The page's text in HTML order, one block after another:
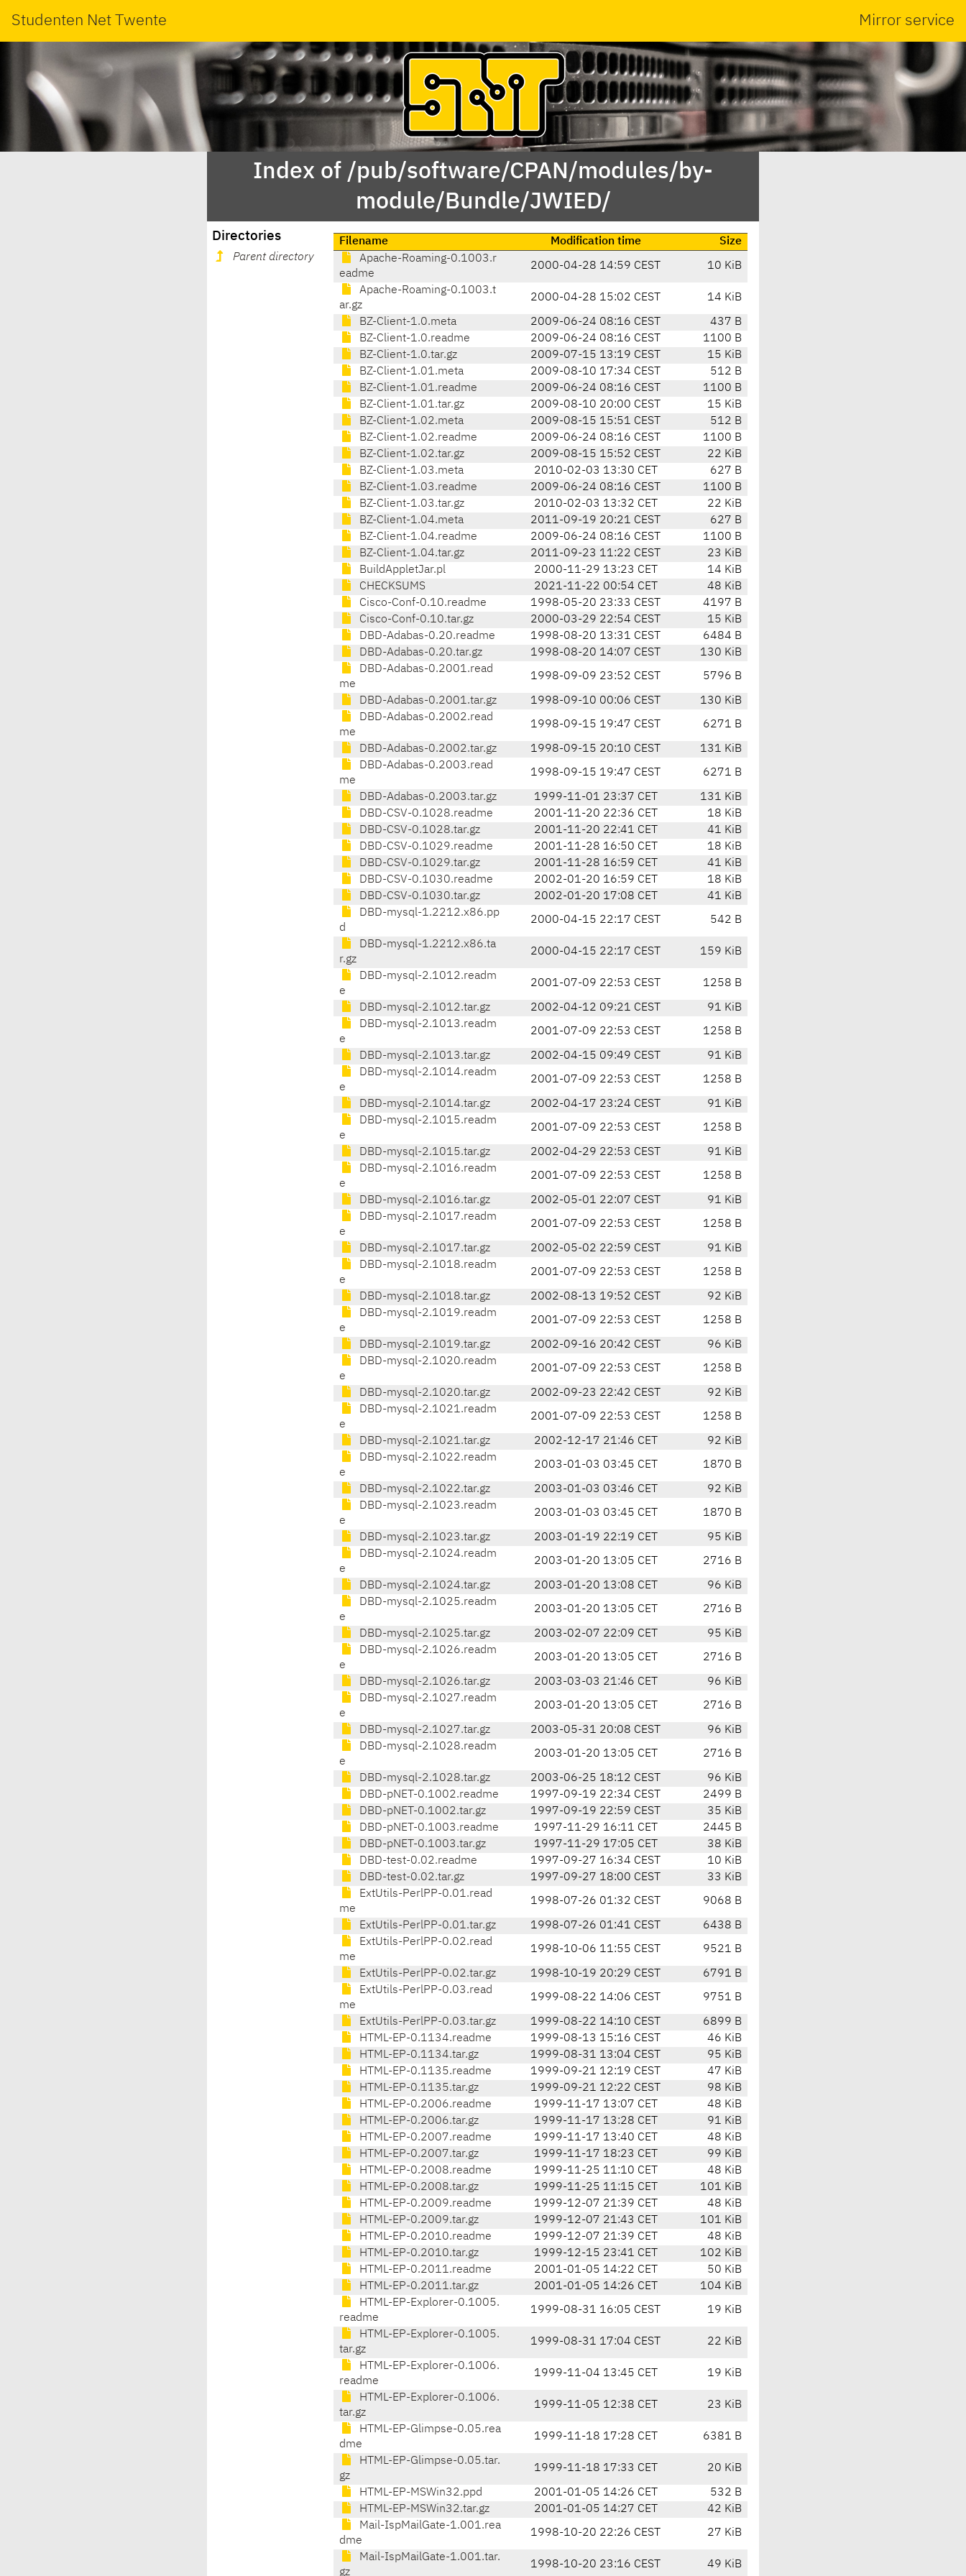
Studenten Net Twente Mirror service
Index of /pub/software/CPAN/modules/by-
module/Bundle/JWIED/
Directories
Parent directory
Filename Modification time
Size
Apache-Roaming-0.1003.r
eadme
2000-04-28 14:59 CEST 10 KiB
Apache-Roaming-0.1003.t
ar.gz
2000-04-28 15:02 CEST 14 KiB
BZ-Client-1.0.meta 2009-06-24 08:16 CEST
437 B
BZ-Client-1.0.readme
2009-06-24 08:16 CEST
1100 B
BZ-Client-1.0.tar.gz
2009-07-15 13:19 CEST
15 KiB
BZ-Client-1.01.meta
2009-08-10 17:34 CEST
512 B
BZ-Client-1.01.readme
2009-06-24 08:16 CEST
1100 B
BZ-Client-1.01.tar.gz
2009-08-10 20:00 CEST
15 KiB
BZ-Client-1.02.meta
2009-08-15 15:51 CEST
512 B
BZ-Client-1.02.readme
2009-06-24 08:16 CEST
1100 B
BZ-Client-1.02.tar.gz
2009-08-15 15:52 CEST
22 KiB
BZ-Client-1.03.meta
2010-02-03 13:30 CET
627 B
BZ-Client-1.03.readme
2009-06-24 08:16 CEST
1100 B
BZ-Client-1.03.tar.gz
2010-02-03 13:32 CET
22 KiB
BZ-Client-1.04.meta
2011-09-19 20:21 CEST
627 B
BZ-Client-1.04.readme
2009-06-24 08:16 CEST
1100 B
BZ-Client-1.04.tar.gz
2011-09-23 11:22 CEST
23 KiB
BuildAppletJar.pl
2000-11-29 13:23 CET
14 KiB
CHECKSUMS
2021-11-22 00:54 CET
48 KiB
Cisco-Conf-0.10.readme
1998-05-20 23:33 CEST
4197 B
Cisco-Conf-0.10.tar.gz
2000-03-29 22:54 CEST
15 KiB
DBD-Adabas-0.20.readme
1998-08-20 13:31 CEST
6484 B
DBD-Adabas-0.20.tar.gz
1998-08-20 14:07 CEST
130 KiB
DBD-Adabas-0.2001.read
me
1998-09-09 23:52 CEST 5796 B
DBD-Adabas-0.2001.tar.gz 1998-09-10 00:06 CEST
130 KiB
DBD-Adabas-0.2002.read
me
1998-09-15 19:47 CEST 6271 B
DBD-Adabas-0.2002.tar.gz 1998-09-15 20:10 CEST
131 KiB
DBD-Adabas-0.2003.read
me
1998-09-15 19:47 CEST 6271 B
DBD-Adabas-0.2003.tar.gz 1999-11-01 23:37 CET
131 KiB
DBD-CSV-0.1028.readme
2001-11-20 22:36 CET
18 KiB
DBD-CSV-0.1028.tar.gz
2001-11-20 22:41 CET
41 KiB
DBD-CSV-0.1029.readme
2001-11-28 16:50 CET
18 KiB
DBD-CSV-0.1029.tar.gz
2001-11-28 16:59 CET
41 KiB
DBD-CSV-0.1030.readme
2002-01-20 16:59 CET
18 KiB
DBD-CSV-0.1030.tar.gz
2002-01-20 17:08 CET
41 KiB
DBD-mysql-1.2212.x86.pp
d
2000-04-15 22:17 CEST 542 B
DBD-mysql-1.2212.x86.ta
r.gz
2000-04-15 22:17 CEST 159 KiB
DBD-mysql-2.1012.readm
e
2001-07-09 22:53 CEST 1258 B
DBD-mysql-2.1012.tar.gz 2002-04-12 09:21 CEST
91 KiB
DBD-mysql-2.1013.readm
e
2001-07-09 22:53 CEST 1258 B
DBD-mysql-2.1013.tar.gz 2002-04-15 09:49 CEST
91 KiB
DBD-mysql-2.1014.readm
e
2001-07-09 22:53 CEST 1258 B
DBD-mysql-2.1014.tar.gz 2002-04-17 23:24 CEST
91 KiB
DBD-mysql-2.1015.readm
e
2001-07-09 22:53 CEST 1258 B
DBD-mysql-2.1015.tar.gz 2002-04-29 22:53 CEST
91 KiB
DBD-mysql-2.1016.readm
e
2001-07-09 22:53 CEST 1258 B
DBD-mysql-2.1016.tar.gz 2002-05-01 22:07 CEST
91 KiB
DBD-mysql-2.1017.readm
e
2001-07-09 22:53 CEST 1258 B
DBD-mysql-2.1017.tar.gz 2002-05-02 22:59 CEST
91 KiB
DBD-mysql-2.1018.readm
e
2001-07-09 22:53 CEST 1258 B
DBD-mysql-2.1018.tar.gz 2002-08-13 19:52 CEST
92 KiB
DBD-mysql-2.1019.readm
e
2001-07-09 22:53 CEST 1258 B
DBD-mysql-2.1019.tar.gz 2002-09-16 20:42 CEST
96 KiB
DBD-mysql-2.1020.readm
e
2001-07-09 22:53 CEST 1258 B
DBD-mysql-2.1020.tar.gz 2002-09-23 22:42 CEST
92 KiB
DBD-mysql-2.1021.readm
e
2001-07-09 22:53 CEST 1258 B
DBD-mysql-2.1021.tar.gz 2002-12-17 21:46 CET
92 KiB
DBD-mysql-2.1022.readm
e
2003-01-03 03:45 CET 1870 B
DBD-mysql-2.1022.tar.gz 2003-01-03 03:46 CET
92 KiB
DBD-mysql-2.1023.readm
e
2003-01-03 03:45 CET 1870 B
DBD-mysql-2.1023.tar.gz 2003-01-19 22:19 CET
95 KiB
DBD-mysql-2.1024.readm
e
2003-01-20 13:05 CET 2716 B
DBD-mysql-2.1024.tar.gz 2003-01-20 13:08 CET
96 KiB
DBD-mysql-2.1025.readm
e
2003-01-20 13:05 CET 2716 B
DBD-mysql-2.1025.tar.gz 2003-02-07 22:09 CET
95 KiB
DBD-mysql-2.1026.readm
e
2003-01-20 13:05 CET 2716 B
DBD-mysql-2.1026.tar.gz 2003-03-03 21:46 CET
96 KiB
DBD-mysql-2.1027.readm
e
2003-01-20 13:05 CET 2716 B
DBD-mysql-2.1027.tar.gz 2003-05-31 20:08 CEST
96 KiB
DBD-mysql-2.1028.readm
e
2003-01-20 13:05 CET 2716 B
DBD-mysql-2.1028.tar.gz 2003-06-25 18:12 CEST
96 KiB
DBD-pNET-0.1002.readme
1997-09-19 22:34 CEST
2499 B
DBD-pNET-0.1002.tar.gz
1997-09-19 22:59 CEST
35 KiB
DBD-pNET-0.1003.readme
1997-11-29 16:11 CET
2445 B
DBD-pNET-0.1003.tar.gz
1997-11-29 17:05 CET
38 KiB
DBD-test-0.02.readme
1997-09-27 16:34 CEST
10 KiB
DBD-test-0.02.tar.gz
1997-09-27 18:00 CEST
33 KiB
ExtUtils-PerlPP-0.01.read
me
1998-07-26 01:32 CEST 9068 B
ExtUtils-PerlPP-0.01.tar.gz 1998-07-26 01:41 CEST
6438 B
ExtUtils-PerlPP-0.02.read
me
1998-10-06 11:55 CEST 9521 B
ExtUtils-PerlPP-0.02.tar.gz 1998-10-19 20:29 CEST
6791 B
ExtUtils-PerlPP-0.03.read
me
1999-08-22 14:06 CEST 9751 B
ExtUtils-PerlPP-0.03.tar.gz 1999-08-22 14:10 CEST
6899 B
HTML-EP-0.1134.readme
1999-08-13 15:16 CEST
46 KiB
HTML-EP-0.1134.tar.gz
1999-08-31 13:04 CEST
95 KiB
HTML-EP-0.1135.readme
1999-09-21 12:19 CEST
47 KiB
HTML-EP-0.1135.tar.gz
1999-09-21 12:22 CEST
98 KiB
HTML-EP-0.2006.readme
1999-11-17 13:07 CET
48 KiB
HTML-EP-0.2006.tar.gz
1999-11-17 13:28 CET
91 KiB
HTML-EP-0.2007.readme
1999-11-17 13:40 CET
48 KiB
HTML-EP-0.2007.tar.gz
1999-11-17 18:23 CET
99 KiB
HTML-EP-0.2008.readme
1999-11-25 11:10 CET
48 KiB
HTML-EP-0.2008.tar.gz
1999-11-25 11:15 CET
101 KiB
HTML-EP-0.2009.readme
1999-12-07 21:39 CET
48 KiB
HTML-EP-0.2009.tar.gz
1999-12-07 21:43 CET
101 KiB
HTML-EP-0.2010.readme
1999-12-07 21:39 CET
48 KiB
HTML-EP-0.2010.tar.gz
1999-12-15 23:41 CET
102 KiB
HTML-EP-0.2011.readme
2001-01-05 14:22 CET
50 KiB
HTML-EP-0.2011.tar.gz
2001-01-05 14:26 CET
104 KiB
HTML-EP-Explorer-0.1005.
readme
1999-08-31 16:05 CEST 19 KiB
HTML-EP-Explorer-0.1005.
tar.gz
1999-08-31 17:04 CEST 22 KiB
HTML-EP-Explorer-0.1006.
readme
1999-11-04 13:45 CET 19 KiB
HTML-EP-Explorer-0.1006.
tar.gz
1999-11-05 12:38 CET 23 KiB
HTML-EP-Glimpse-0.05.rea
dme
1999-11-18 17:28 CET 6381 B
HTML-EP-Glimpse-0.05.tar.
gz
1999-11-18 17:33 CET 20 KiB
HTML-EP-MSWin32.ppd 2001-01-05 14:26 CET
532 B
HTML-EP-MSWin32.tar.gz
2001-01-05 14:27 CET
42 KiB
Mail-IspMailGate-1.001.rea
dme
1998-10-20 22:26 CEST 27 KiB
Mail-IspMailGate-1.001.tar.
gz
1998-10-20 23:16 CEST 49 KiB